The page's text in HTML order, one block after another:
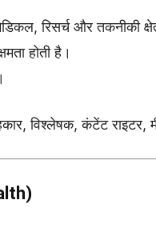
रिसर्च और तकनीकी
होती है।
विश्लेषक, कंटेंट राइटर,